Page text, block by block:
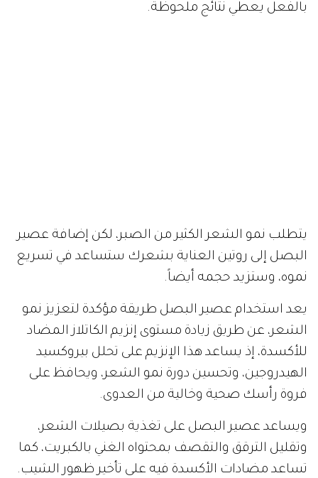
بالفعل يعطي نتائج ملحوظة.
يتطلب نمو الشعر الكثير من الصبر، لكن إضافة عصير
البصل إلى روتين العناية بشعرك ستساعد في تسريع
نموه، وستزيد حجمه أيضاً.
يعد استخدام عصير البصل طريقة مؤكدة لتعزيز نمو
الشعر، عن طريق زيادة مستوى إنزيم الكاتلاز المضاد
للأكسدة، إذ يساعد هذا الإنزيم على تحلل بيروكسيد
الهيدروجين، وتحسين دورة نمو الشعر، ويحافظ على
فروة رأسك صحية وخالية من العدوى.
ويساعد عصير البصل على تغذية بصيلات الشعر،
وتقليل الترقق والتقصف بمحتواه الغني بالكبريت، كما
تساعد مضادات الأكسدة فيه على تأخير ظهور الشيب.